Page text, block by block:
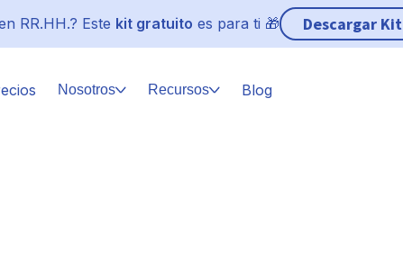
RR.HH.? Este kit gratuito es para ti 🎁 Descargar Kit
Nosotros Recursos Blog